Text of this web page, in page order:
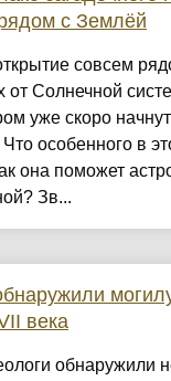
с Землёй
совсем
от Солнечной
уже скоро
особенного в
она поможет
Зв...
века
обнаружили